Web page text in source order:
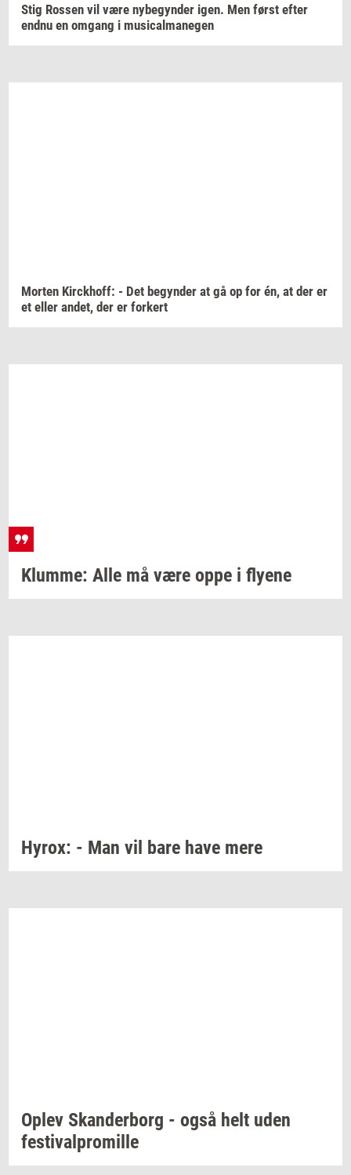
Stig Ros­sen vil være ny­be­gyn­der igen. Men først efter
endnu en om­gang i mu­si­cal­ma­ne­gen
Mor­ten Kirck­hoff: - Det be­gyn­der at gå op for én, at der er
et eller andet, der er for­kert
Klum­me: Alle må være oppe i fly­e­ne
Hyrox: - Man vil bare have mere
Oplev Skan­der­borg - også helt uden
festi­val­pro­mil­le